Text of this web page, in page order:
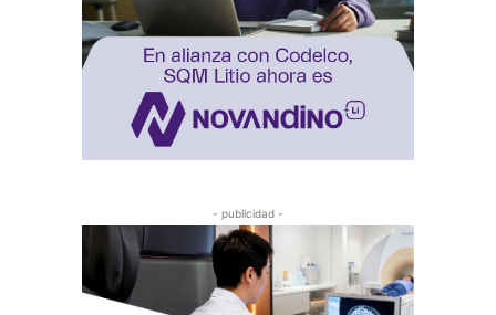
- publicidad -